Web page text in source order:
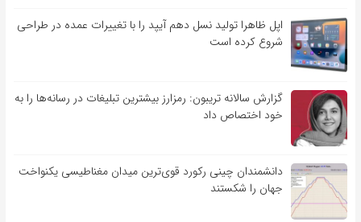
اپل ظاهرا تولید نسل دهم آیپد را با تغییرات عمده در طراحی
شروع کرده است
گزارش سالانه تریبون: رمزارز بیشترین تبلیغات در رسانه‌ها را به
خود اختصاص داد
دانشمندان چینی رکورد قوی‌ترین میدان مغناطیسی یکنواخت
جهان را شکستند